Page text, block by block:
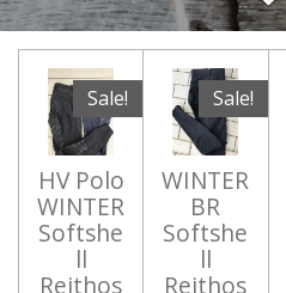
Sale!
HV Polo
WINTER
Softshe
ll
Reithos
Sale!
WINTER
BR
Softshe
ll
Reithos